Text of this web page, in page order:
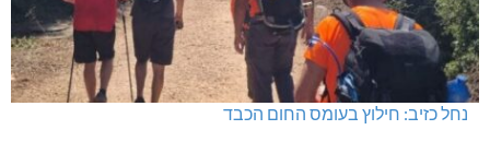
נחל כזיב: חילוץ בעומס החום הכבד